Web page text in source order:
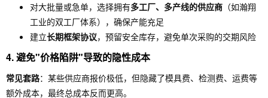
对大批量或急单，选择拥有多工厂、多产线的供应商 （如瀚翔
工业的双工厂体系），确保产能充足
建立长期框架协议，预留安全库存，避免单次采购的交期风险
4.避免"价格陷阱"导致的隐性成本
常见套路：某些供应商报价极低，但隐藏了模具费、检测费、运费等
额外成本，最终总成本反而更高。